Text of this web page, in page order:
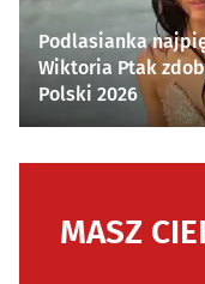
Podlasianka
Wiktoria Ptak
Polski 2026
MASZ